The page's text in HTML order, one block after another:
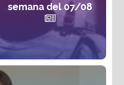
semana del 07/08